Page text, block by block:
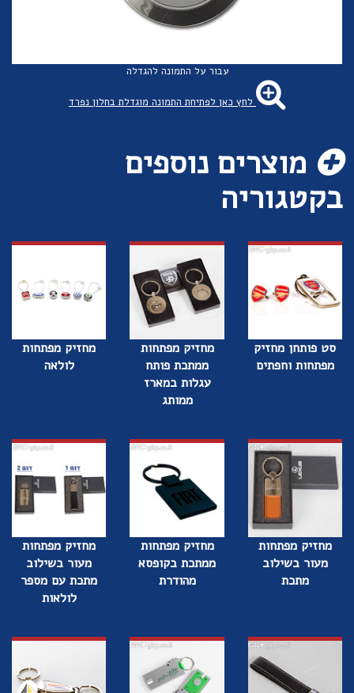
עבור על התמונה להגדלה
לחץ כאן לפתיחת התמונה מוגדלת בחלון נפרד
מוצרים נוספים
בקטגוריה
סט פותחן מחזיק
מפתחות וחפתים
מחזיק מפתחות
ממתכת פותח
עגלות במארז
ממותג
מחזיק מפתחות
לולאה
מחזיק מפתחות
מעור בשילוב
מתכת
מחזיק מפתחות
ממתכת בקופסא
מהודרת
מחזיק מפתחות
מעור בשילוב
מתכת עם מספר
לולאות